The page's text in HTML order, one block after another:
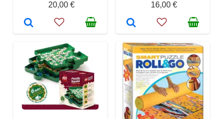
20,00 €
16,00 €